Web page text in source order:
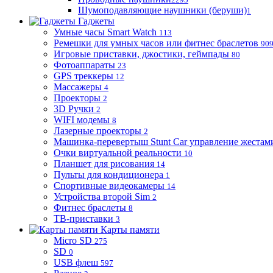
Шумоподавляющие наушники (беруши)1
Гаджеты
Умные часы Smart Watch 113
Ремешки для умных часов или фитнес браслетов 909
Игровые приставки, джостики, геймпады 80
Фотоаппараты 23
GPS треккеры 12
Массажеры 4
Проекторы 2
3D Ручки 2
WIFI модемы 8
Лазерные проекторы 2
Машинка-перевертыш Stunt Car управление
Очки виртуальной реальности 10
Планшет для рисования 14
Пульты для кондиционера 1
Спортивные видеокамеры 14
Устройства второй Sim 2
Фитнес браслеты 8
ТВ-приставки 3
Карты памяти
Micro SD 275
SD 0
USB флеш 597